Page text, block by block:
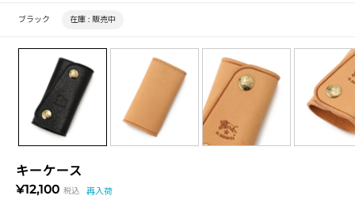
キーケース
¥12,100 税込 再入荷
ブラック 在庫 : 販売中